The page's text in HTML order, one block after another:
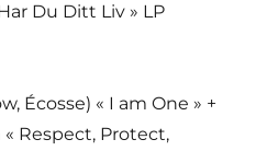
Du Ditt Liv » LP
Écosse) « I am One » +
Respect, Protect,